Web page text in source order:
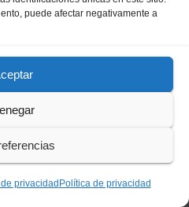
puede afectar negativamente a
privacidad Política de privacidad
de YouTube con
en Écija para el